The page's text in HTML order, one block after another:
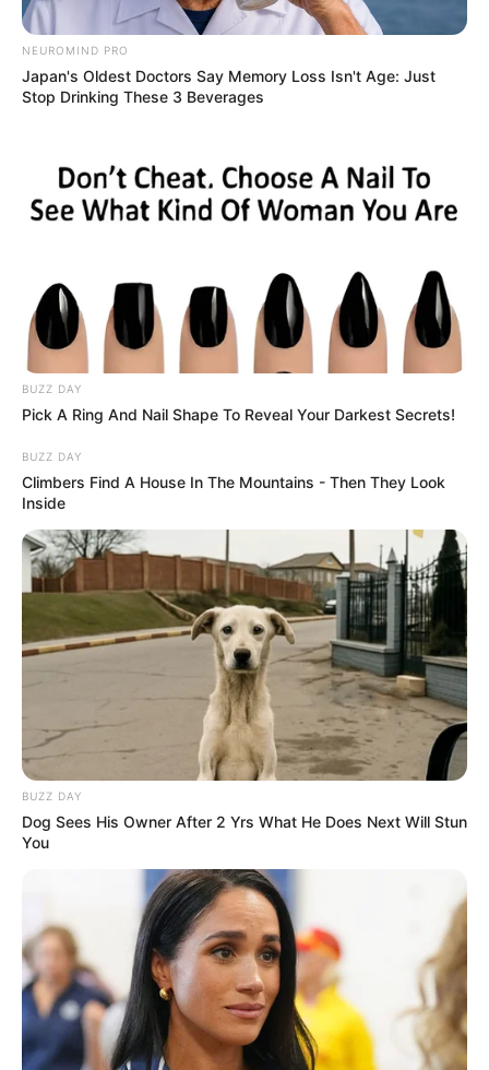
NEUROMIND PRO
Japan's Oldest Doctors Say Memory Loss Isn't Age: Just
Stop Drinking These 3 Beverages
BUZZ DAY
Pick A Ring And Nail Shape To Reveal Your Darkest Secrets!
BUZZ DAY
Climbers Find A House In The Mountains - Then They Look
Inside
BUZZ DAY
Dog Sees His Owner After 2 Yrs What He Does Next Will Stun
You